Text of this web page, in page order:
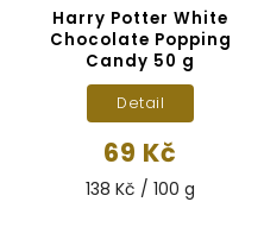
Harry Potter White
Chocolate Popping
Candy 50 g
69 Kč
138 Kč / 100 g
Detail